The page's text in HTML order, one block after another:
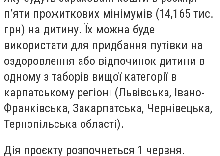
п’яти прожиткових мінімумів (14,165 тис.
грн) на дитину. Їх можна буде
використати для придбання путівки на
оздоровлення або відпочинок дитини в
одному з таборів вищої категорії в
карпатському регіоні (Львівська, Івано-
Франківська, Закарпатська, Чернівецька,
Тернопільська області).
Дія проєкту розпочнеться 1 червня.